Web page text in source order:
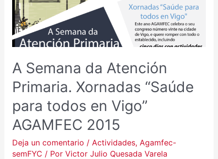
A Semana da Atención
Primaria. Xornadas “Saúde
para todos en Vigo”
AGAMFEC 2015
Deja un comentario / Actividades, Agamfec-
semFYC / Por Victor Julio Quesada Varela
XORNADAS
“SAÚDE
PARA
TODOS
VIGO”
AGAMFEC
2015